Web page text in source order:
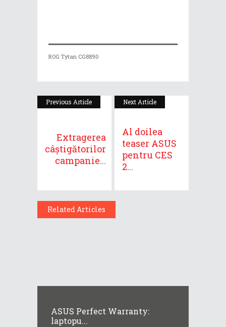
ROG Tytan CG8890
Previous Article
Extragerea
câștigătorilor
campanie...
Next Article
Al doilea
teaser ASUS
pentru CES
2...
Related Articles
ASUS Perfect Warranty:
laptopu...